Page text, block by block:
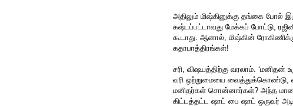
அதிலும் மிஷ்கினுக்கு தங்கை போல்
கஷ்டப்பட்டாவது மேக்கப் போட்டு,
கூடாது. ஆனால், மிஷ்கின்
கதாபாத்திரங்கள்!
சரி, விஷயத்திற்கு வரலாம். ‘மனிதன்
வரி ஒற்றுமையை வைத்துக்கொண்டு,
மனிதர்கள் சொன்னார்கள்? அந்த
கிட்டத்தட்ட ஷாட் பை ஷாட் ஒருவர்